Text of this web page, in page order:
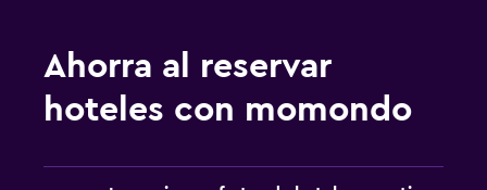
Ahorra al reservar
hoteles con momondo